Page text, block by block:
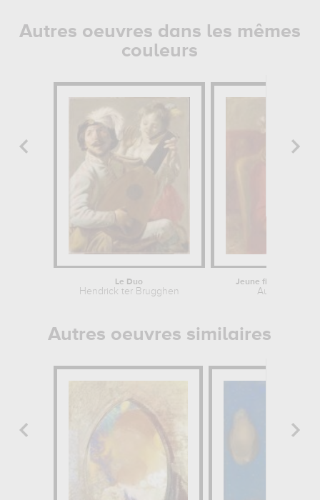
Autres oeuvres dans les mêmes
couleurs
Le Duo
Hendrick ter Brugghen
Jeune fille avec une
Auguste
Autres oeuvres similaires